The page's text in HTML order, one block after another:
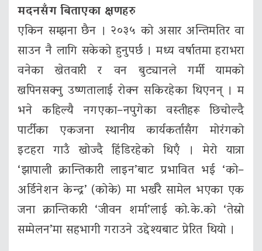
मदनसँग बिताएका क्षणहरु
एकिन सम्झना छैन । २०३५ को असार अन्तिमतिर वा
साउन नै लागि सकेको हुनुपर्छ । मध्य वर्षातमा हराभरा
वनेका खेतवारी र वन बुट्यानले गर्मी यामको
खपिनसक्नु उष्णतालाई रोक्न सकिरहेका थिएनन् । म
भने कहिल्यै नगएका–नपुगेका वस्तीहरू छिचोल्दै
पार्टीका एकजना स्थानीय कार्यकर्तासँग मोरंगको
इटहरा गाउँ खोज्दै हिंडिरहेको थिएँ । मेरो यात्रा
‘झापाली क्रान्तिकारी लाइन’बाट प्रभावित भई ‘को–
अर्डिनेशन केन्द्र’ (कोके) मा भर्खरै सामेल भएका एक
जना क्रान्तिकारी ‘जीवन शर्मा’लाई को.के.को ‘तेस्रो
सम्मेलन’मा सहभागी गराउने उद्देश्यबाट प्रेरित थियो ।